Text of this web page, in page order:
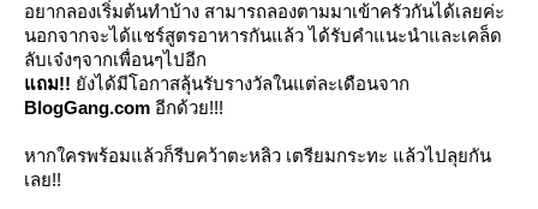
อยากลองเริ่มต้นทำบ้าง สามารถลองตามมาเข้าครัวกันได้เลยค่ะ
นอกจากจะได้แชร์สูตรอาหารกันแล้ว ได้รับคำแนะนำและเคล็ด
ลับเจ๋งๆจากเพื่อนๆไปอีก
ถม!! ังได้มีโอกาสลุ้นรับรางวัลในแต่ละเดือนจาก
BlogGang.com อีกด้วย!!!
หากใครพร้อมแล้วก็รีบคว้าตะหลิว เตรียมกระทะ ล้วไปลุยกัน
เลย!!